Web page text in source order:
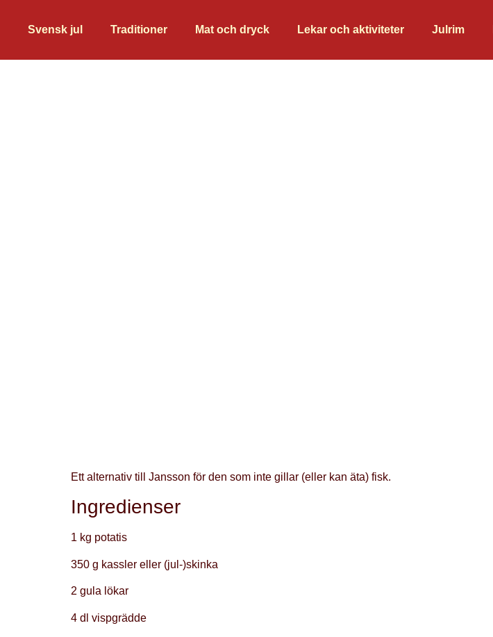
Svensk jul Traditioner Mat och dryck Lekar och aktiviteter Julrim
Ett alternativ till Jansson för den som inte gillar (eller kan äta) fisk.
Ingredienser
1 kg potatis
350 g kassler eller (jul-)skinka
2 gula lökar
4 dl vispgrädde